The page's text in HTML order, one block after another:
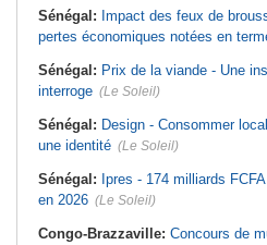
Sénégal: Impact des feux de
pertes économiques notées en
Sénégal: Prix de la viande - Une
interroge (Le Soleil)
Sénégal: Design - Consommer
une identité (Le Soleil)
Sénégal: Ipres - 174 milliards
en 2026 (Le Soleil)
Congo-Brazzaville: Concours de